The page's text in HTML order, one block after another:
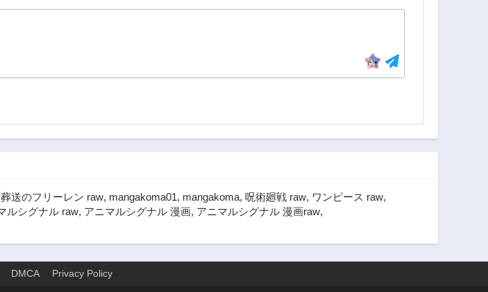
葬送のフリーレン raw, mangakoma01, mangakoma, 呪術廻戦 raw, ワンピース raw,
ルシグナル raw, アニマルシグナル 漫画, アニマルシグナル 漫画raw,
DMCA Privacy Policy